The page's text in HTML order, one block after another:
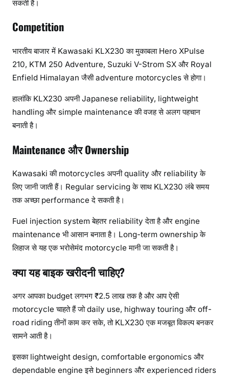
सकती है।
Competition
भारतीय बाजार में Kawasaki KLX230 का मुकाबला Hero XPulse
210, KTM 250 Adventure, Suzuki V-Strom SX और Royal
Enfield Himalayan जैसी adventure motorcycles से होगा।
हालांकि KLX230 अपनी Japanese reliability, lightweight
handling और simple maintenance की वजह से अलग पहचान
बनाती है।
Maintenance और Ownership
Kawasaki की motorcycles अपनी quality और reliability के
लिए जानी जाती हैं। Regular servicing के साथ KLX230 लंबे समय
तक अच्छा performance दे सकती है।
Fuel injection system बेहतर reliability देता है और engine
maintenance भी आसान बनाता है। Long-term ownership के
लिहाज से यह एक भरोसेमंद motorcycle मानी जा सकती है।
क्या यह बाइक खरीदनी चाहिए?
अगर आपका budget लगभग ₹2.5 लाख तक है और आप ऐसी
motorcycle चाहते हैं जो daily use, highway touring और off-
road riding तीनों काम कर सके, तो KLX230 एक मजबूत विकल्प बनकर
सामने आती है।
इसका lightweight design, comfortable ergonomics और
dependable engine इसे beginners और experienced riders